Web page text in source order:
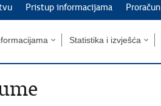
Pristup informacijama Proračun
Statistika i izvješća